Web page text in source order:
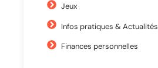
Jeux
Infos pratiques & Actualités
Finances personnelles